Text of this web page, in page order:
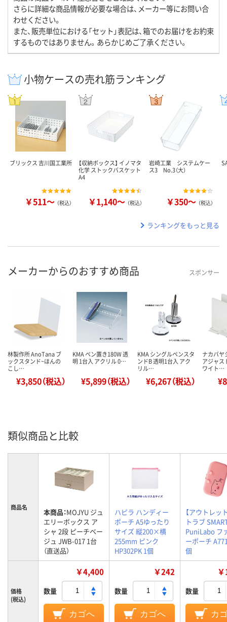
さらに詳細な商品情報が必要な場合は、メーカー等にお問い合
わせください。
また、販売単位における「セット」表記は、箱でのお届けをお約束
するものではありません。あらかじめご了承ください。
小物ケースの売れ筋ランキング
ブリックス 吉川国工業所
￥511～ （税込）
【収納ボックス】 イノマタ
化学 ストックバスケット
A4
￥1,140～ （税込）
岩崎工業 システムケー
ス3 No.3（大）
￥350～ （税込）
ランキングをもっと見る
メーカーからのおすすめ商品 スポンサー
林製作所 AnoTana ブ
ックスタンド~ほんの
こし…
¥3,850（税込）
KMA ペン置き180W 透
明 1台入 アクリル 0…
¥5,899（税込）
KMA シングルペンスタ
ンドB 透明1台入 アク
リル…
¥6,267（税込）
ナカバヤ
アジャス
ワイト…
類似商品と比較
商品名 本商品：MOJYU ジュ
エリーボックス ア
シャ 2段 ピーチベー
ジュ JWB-017 1台
（直送品）
ハピラ ハンディー
ポーチ A5ゆったり
サイズ 縦200×横
255mm ピンク
HP302PK 1個
【アウトレッ
トラブ
PuniLabo フ
ーポーチ
個
価格
(税込)
￥4,400
数量
カゴへ
￥242
数量
カゴへ
数量
カ